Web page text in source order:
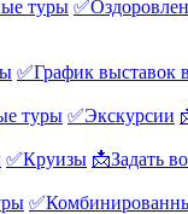
туры
✅График выставок
туры ✅Экскурсии
✅Круизы 📩Задать